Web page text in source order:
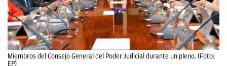
Miembros del Consejo General del Poder Judicial durante un pleno. (Foto:
EP)